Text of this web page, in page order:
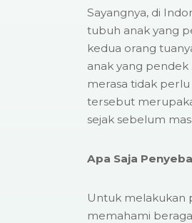
Sayangnya, di
tubuh anak yang
kedua orang
anak yang pendek
merasa tidak
tersebut
sejak sebelum
Apa Saja
Untuk melakukan
memahami